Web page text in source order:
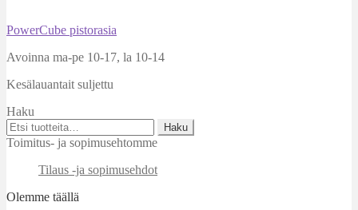
Artikkelien
selaus
Edellinen
PowerCube pistorasia
Avoinna ma-pe 10-17, la 10-14
Kesälauantait suljettu
Haku
Etsi:
Haku
Toimitus- ja sopimusehtomme
Tilaus -ja sopimusehdot
Olemme täällä